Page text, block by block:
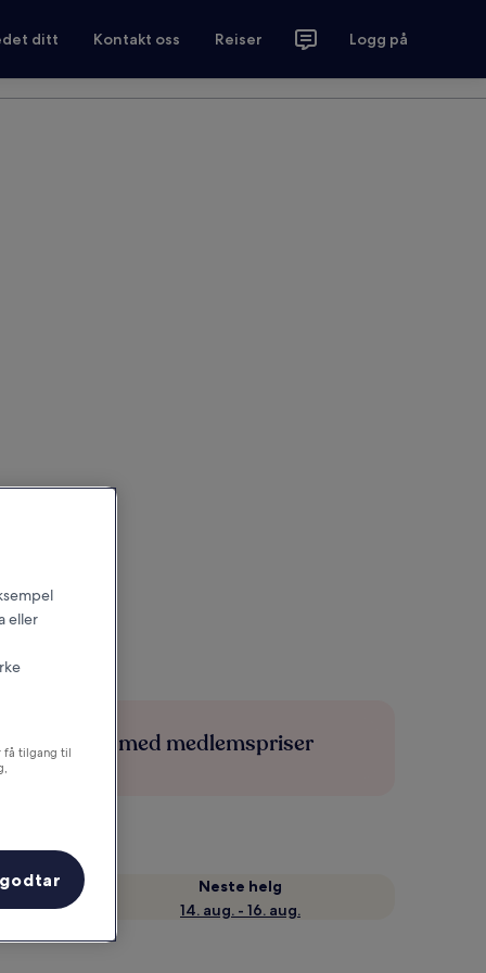
ditt Kontakt oss Reiser Logg på
Spar mer med medlemspriser
Neste helg
14. aug. - 16. aug.
eller
få tilgang til